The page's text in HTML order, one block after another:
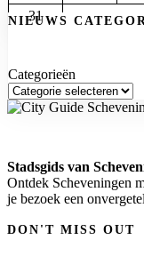
31
NIEUWS
Categorieën
Stadsgids van
Ontdek Scheveningen
je bezoek een
DON'T MISS OUT